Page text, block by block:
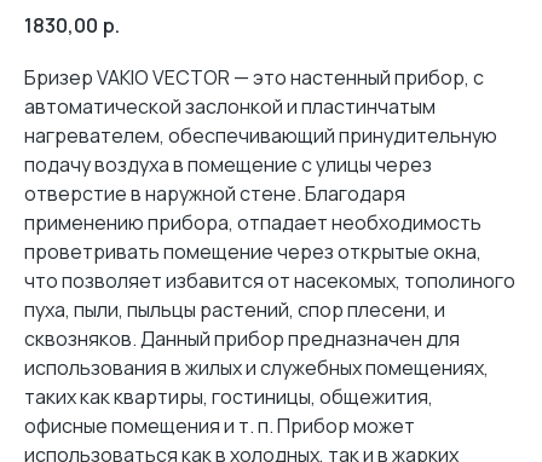
1830,00 р.
Бризер VAKIO VECTOR — это настенный прибор, с
автоматической заслонкой и пластинчатым
нагревателем, обеспечивающий принудительную
подачу воздуха в помещение с улицы через
отверстие в наружной стене. Благодаря
применению прибора, отпадает необходимость
проветривать помещение через открытые окна,
что позволяет избавится от насекомых, тополиного
пуха, пыли, пыльцы растений, спор плесени, и
сквозняков. Данный прибор предназначен для
использования в жилых и служебных помещениях,
таких как квартиры, гостиницы, общежития,
офисные помещения и т. п. Прибор может
использоваться как в холодных, так и в жарких